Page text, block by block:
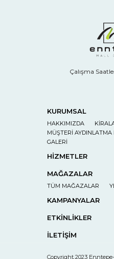
Çalışma
KURUMSAL
HAKKIMIZDA
MÜŞTERİ AYDINLATMA
GALERİ
HİZMETLER
MAĞAZALAR
TÜM MAĞAZALAR
KAMPANYALAR
ETKİNLİKLER
İLETİŞİM
Copyright 2023